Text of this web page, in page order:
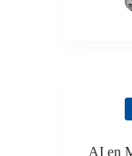
AI en